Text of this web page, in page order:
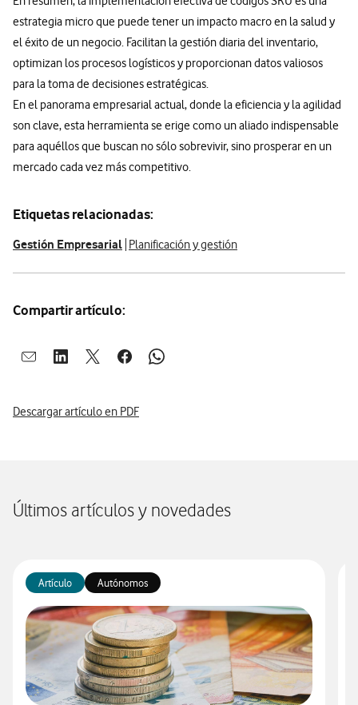
estrategia micro que puede tener un impacto macro en la salud y
el éxito de un negocio. Facilitan la gestión diaria del inventario,
optimizan los procesos logísticos y proporcionan datos valiosos
para la toma de decisiones estratégicas.
En el panorama empresarial actual, donde la eficiencia y la agilidad
son clave, esta herramienta se erige como un aliado indispensable
para aquéllos que buscan no sólo sobrevivir, sino prosperar en un
mercado cada vez más competitivo.
Etiquetas relacionadas:
Gestión Empresarial Planificación y gestión
Compartir artículo:
Abrir ventana para compartir en mail
Abrir ventana para compartir en linkedin
Abrir ventana para compartir en twitter
Abrir ventana para compartir en facebook
Abrir ventana para compartir en
Descargar artículo en PDF
Últimos artículos y novedades
Artículo Autónomos